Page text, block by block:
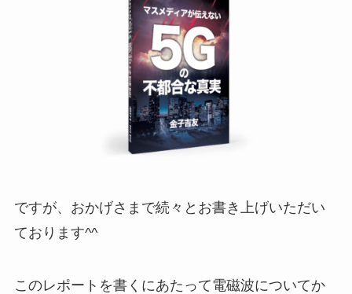
ですが、おかげさまで続々とお書き上げいただい
ております^^
​このレポートを書くにあたって電磁波についてか